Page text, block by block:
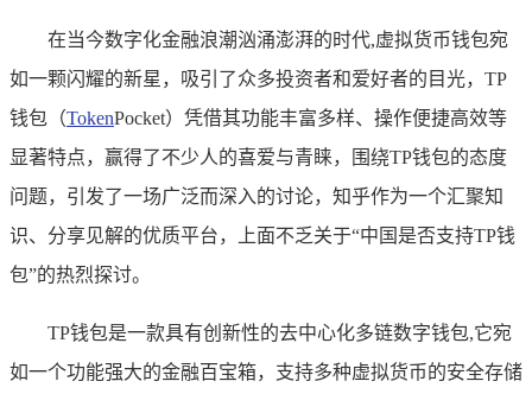
在当今数字化金融浪潮汹涌澎湃的时代,虚拟货币钱包宛
如一颗闪耀的新星，吸引了众多投资者和爱好者的目光，TP
钱包（TokenPocket）凭借其功能丰富多样、操作便捷高效等
显著特点，赢得了不少人的喜爱与青睐，围绕TP钱包的态度
问题，引发了一场广泛而深入的讨论，知乎作为一个汇聚知
识、分享见解的优质平台，上面不乏关于“中国是否支持TP钱
包”的热烈探讨。
TP钱包是一款具有创新性的去中心化多链数字钱包,它宛
如一个功能强大的金融百宝箱，支持多种虚拟货币的安全存储